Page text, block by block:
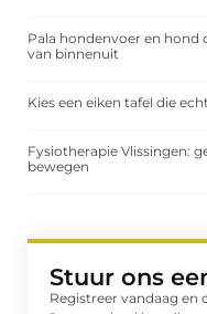
Pala hondenvoer en
van binnenuit
Kies een eiken tafel die
Fysiotherapie Vlissingen:
bewegen
Stuur ons
Registreer vandaag en